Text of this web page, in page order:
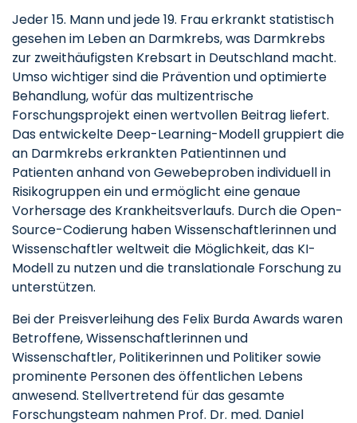
Jeder 15. Mann und jede 19. Frau erkrankt statistisch
gesehen im Leben an Darmkrebs, was Darmkrebs
zur zweithäufigsten Krebsart in Deutschland macht.
Umso wichtiger sind die Prävention und optimierte
Behandlung, wofür das multizentrische
Forschungsprojekt einen wertvollen Beitrag liefert.
Das entwickelte Deep-Learning-Modell gruppiert die
an Darmkrebs erkrankten Patientinnen und
Patienten anhand von Gewebeproben individuell in
Risikogruppen ein und ermöglicht eine genaue
Vorhersage des Krankheitsverlaufs. Durch die Open-
Source-Codierung haben Wissenschaftlerinnen und
Wissenschaftler weltweit die Möglichkeit, das KI-
Modell zu nutzen und die translationale Forschung zu
unterstützen.
Bei der Preisverleihung des Felix Burda Awards waren
Betroffene, Wissenschaftlerinnen und
Wissenschaftler, Politikerinnen und Politiker sowie
prominente Personen des öffentlichen Lebens
anwesend. Stellvertretend für das gesamte
Forschungsteam nahmen Prof. Dr. med. Daniel